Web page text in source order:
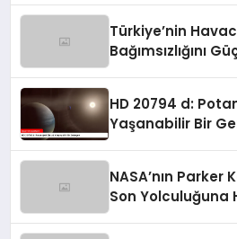
Türkiye’nin
Bağımsızlığını
HD 20794 d:
Yaşanabilir Bir
NASA’nın Parker
Son Yolculuğuna